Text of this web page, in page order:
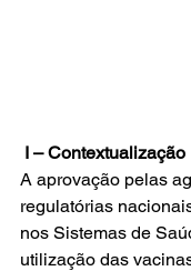
I – Contextualização
A aprovação pelas
regulatórias
nos Sistemas de
utilização das